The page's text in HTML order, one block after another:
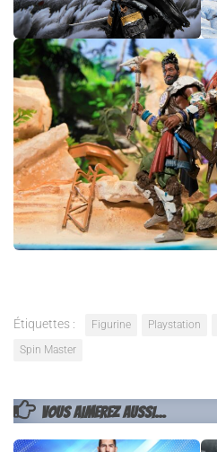
Étiquettes : Figurine Playstation
Spin Master
VOUS AIMEREZ AUSSI...